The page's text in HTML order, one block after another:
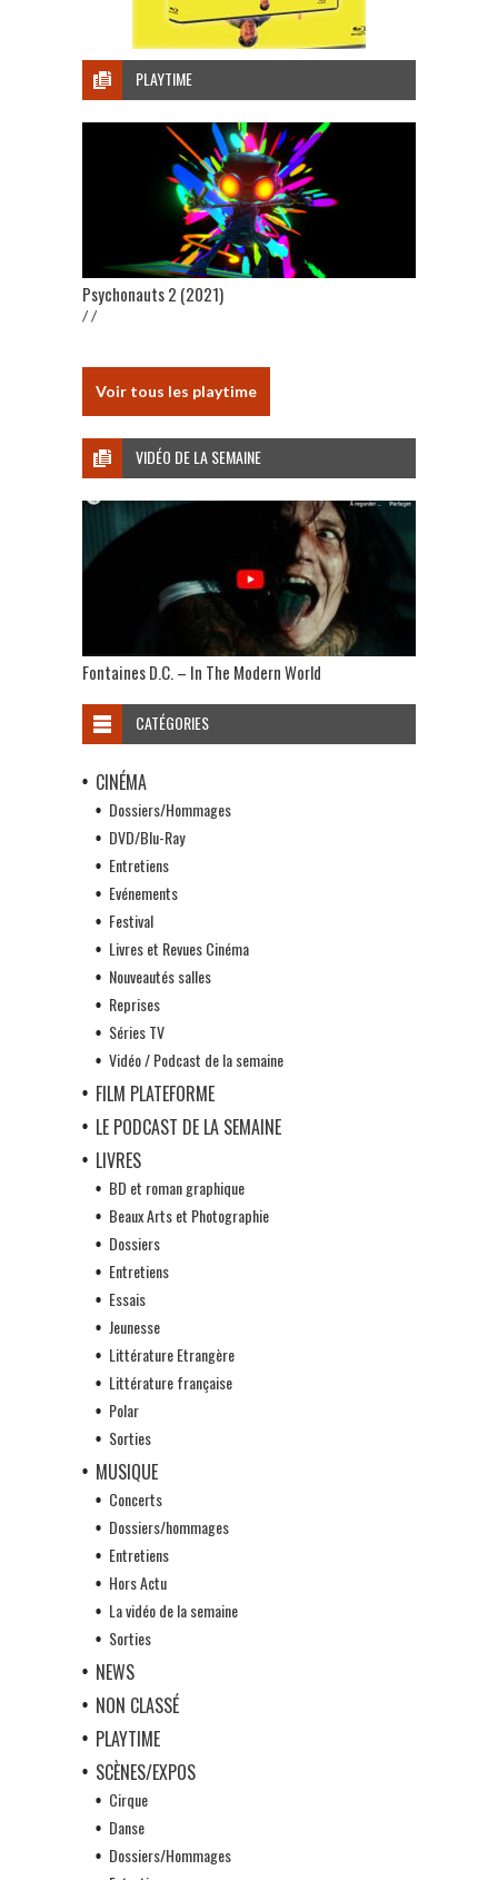
PLAYTIME
Psychonauts 2 (2021)
/ /
Voir tous les playtime
VIDÉO DE LA SEMAINE
Fontaines D.C. – In The Modern World
CATÉGORIES
CINÉMA
Dossiers/Hommages
DVD/Blu-Ray
Entretiens
Evénements
Festival
Livres et Revues Cinéma
Nouveautés salles
Reprises
Séries TV
Vidéo / Podcast de la semaine
FILM PLATEFORME
LE PODCAST DE LA SEMAINE
LIVRES
BD et roman graphique
Beaux Arts et Photographie
Dossiers
Entretiens
Essais
Jeunesse
Littérature Etrangère
Littérature française
Polar
Sorties
MUSIQUE
Concerts
Dossiers/hommages
Entretiens
Hors Actu
La vidéo de la semaine
Sorties
NEWS
NON CLASSÉ
PLAYTIME
SCÈNES/EXPOS
Cirque
Danse
Dossiers/Hommages